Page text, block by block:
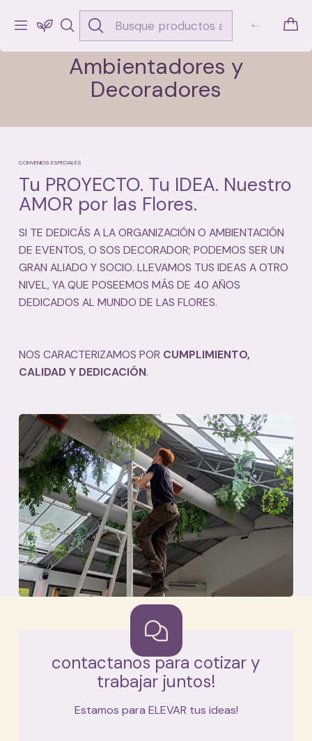
Inicio Ambientadores y Decoradores
Ambientadores y
Decoradores
CONVENIOS ESPECIALES
Tu PROYECTO. Tu IDEA. Nuestro
AMOR por las Flores.
SI TE DEDICÁS A LA ORGANIZACIÓN O AMBIENTACIÓN
DE EVENTOS, O SOS DECORADOR; PODEMOS SER UN
GRAN ALIADO Y SOCIO. LLEVAMOS TUS IDEAS A OTRO
NIVEL, YA QUE POSEEMOS MÁS DE 40 AÑOS
DEDICADOS AL MUNDO DE LAS FLORES.
NOS CARACTERIZAMOS POR CUMPLIMIENTO,
CALIDAD Y DEDICACIÓN.
contactanos para cotizar y
trabajar juntos!
Estamos para ELEVAR tus ideas!
contactanos para cotizar y
trabajar juntos!
Estamos para ELEVAR tus ideas!